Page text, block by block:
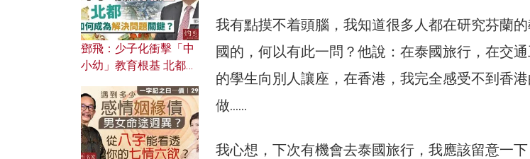
我有點摸不着頭腦，我知道很多人都在研究芬蘭
國的，何以有此一問？他說：在泰國旅行，在交
的學生向別人讓座，在香港，我完全感受不到香
做……
我心想，下次有機會去泰國旅行，我應該留意一
鄧飛：少子化衝擊「中
小幼」教育根基 北都如